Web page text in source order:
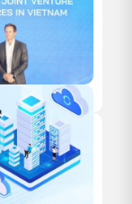
BƯỚC ĐỒNG